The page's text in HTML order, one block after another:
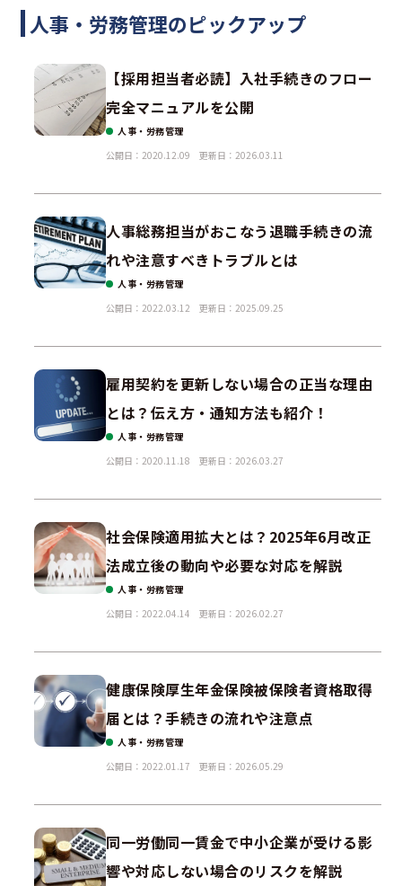
人事・労務管理のピックアップ
【採用担当者必読】入社手続きのフロー
完全マニュアルを公開
人事・労務管理
公開日：2020.12.09
更新日：2026.03.11
人事総務担当がおこなう退職手続きの流
れや注意すべきトラブルとは
人事・労務管理
公開日：2022.03.12
更新日：2025.09.25
雇用契約を更新しない場合の正当な理由
とは？伝え方・通知方法も紹介！
人事・労務管理
公開日：2020.11.18
更新日：2026.03.27
社会保険適用拡大とは？2025年6月改正
法成立後の動向や必要な対応を解説
人事・労務管理
公開日：2022.04.14
更新日：2026.02.27
健康保険厚生年金保険被保険者資格取得
届とは？手続きの流れや注意点
人事・労務管理
公開日：2022.01.17
更新日：2026.05.29
同一労働同一賃金で中小企業が受ける影
響や対応しない場合のリスクを解説